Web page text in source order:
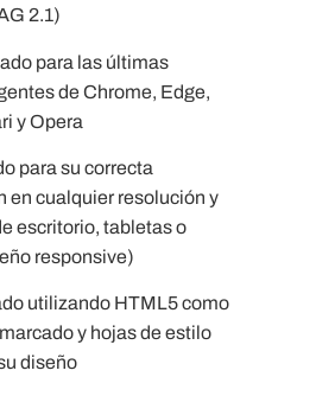
2.1)
para las últimas
de Chrome, Edge,
y Opera
para su correcta
en cualquier resolución y
escritorio, tabletas o
responsive)
utilizando HTML5 como
y hojas de estilo
diseño